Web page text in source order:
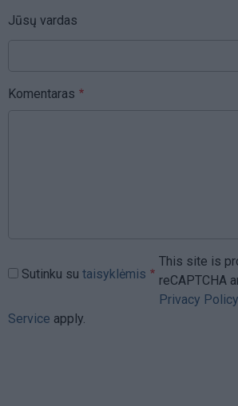
Jūsų vardas
Komentaras
Sutinku su taisyklėmis
This site is
reCAPTCHA
Privacy Policy
Service apply.